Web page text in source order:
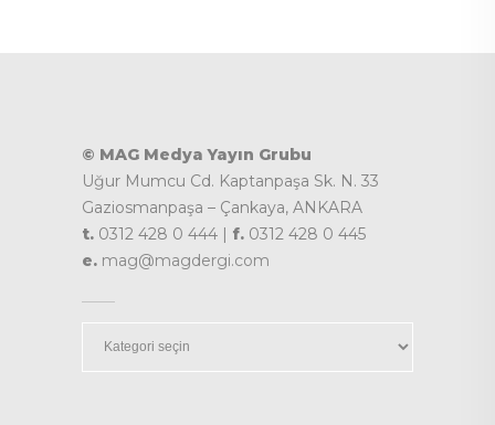
© MAG Medya Yayın Grubu
Uğur Mumcu Cd. Kaptanpaşa Sk. N. 33
Gaziosmanpaşa – Çankaya, ANKARA
t. 0312 428 0 444 | f. 0312 428 0 445
e. mag@magdergi.com